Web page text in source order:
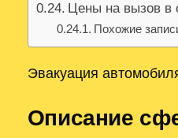
Цены на вызов в
Похожие
Эвакуация
Описание